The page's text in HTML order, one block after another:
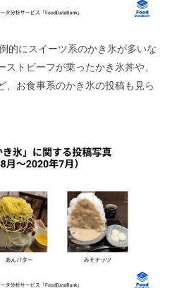
的にスイーツ系のかき氷が多いな
トビーフが乗ったかき氷丼や、
、お食事系のかき氷の投稿も見ら